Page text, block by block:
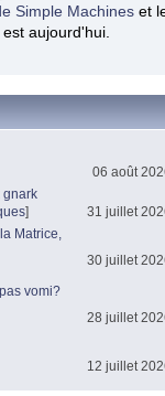
Simple Machines et
aujourd'hui.
06 août
gnark
]
31 juillet
Matrice,
30 juillet
vomi?
28 juillet
12 juillet